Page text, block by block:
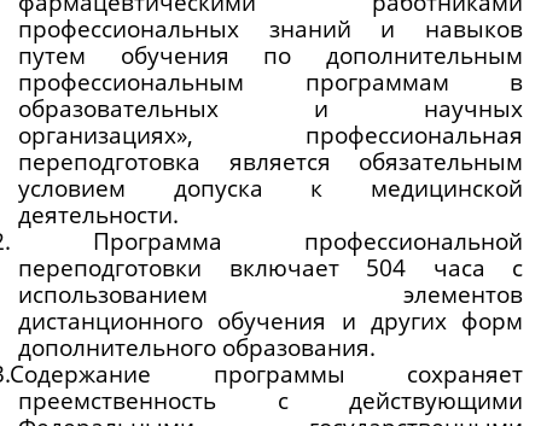
профессиональных знаний и навыков
путем обучения по дополнительным
профессиональным программам в
образовательных и научных
организациях», профессиональная
переподготовка является обязательным
условием допуска к медицинской
деятельности.
Программа профессиональной
переподготовки включает 504 часа с
использованием элементов
дистанционного обучения и других форм
дополнительного образования.
программы сохраняет
преемственность с действующими